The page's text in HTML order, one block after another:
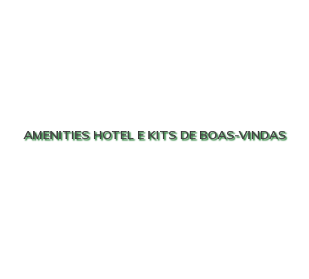
AMENITIES HOTEL E KITS DE BOAS-VINDAS